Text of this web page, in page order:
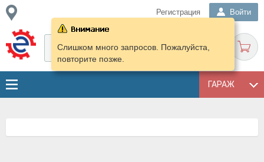
Регистрация Войти
ГАРАЖ
Слишком много запросов. Пожалуйста,
повторите позже.